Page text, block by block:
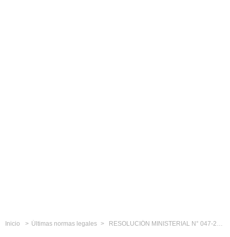
Inicio Últimas normas legales RESOLUCIÓN MINISTERIAL N° 047-2016-MEM/DM 578320 NORMAS LEGALES Jueves 18 de febrero de 2016 / El